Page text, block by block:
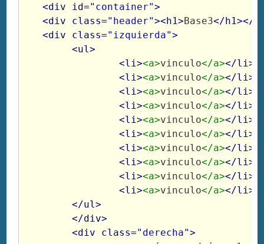
<div id="container">
<div class="header"><h1>Base3</h1></
<div class="izquierda">
	<ul>
		<li>
<a>vinculo</a></li>
		<li>
<a>vinculo</a></li>
		<li>
<a>vinculo</a></li>
		<li>
<a>vinculo</a></li>
		<li>
<a>vinculo</a></li>
		<li>
<a>vinculo</a></li>
		<li>
<a>vinculo</a></li>
		<li>
<a>vinculo</a></li>
		<li>
<a>vinculo</a></li>
		<li>
<a>vinculo</a></li>
</ul>
	</div>
<div class="derecha">